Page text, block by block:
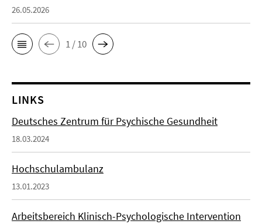
26.05.2026
1 / 10
LINKS
Deutsches Zentrum für Psychische Gesundheit
18.03.2024
Hochschulambulanz
13.01.2023
Arbeitsbereich Klinisch-Psychologische Intervention